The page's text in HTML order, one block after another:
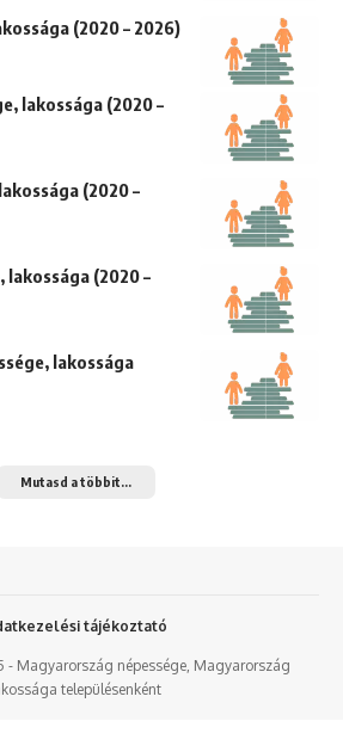
(2020 – 2026)
lakossága (2020 –
(2020 –
lakossága (2020 –
lakossága
Mutasd a többit...
Magyarország népessége, Magyarország
településenként
tájékoztató